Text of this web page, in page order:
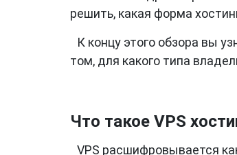
решить, какая форма
К концу этого обзора вы
том, для какого типа
Что такое VPS
VPS расшифровывается